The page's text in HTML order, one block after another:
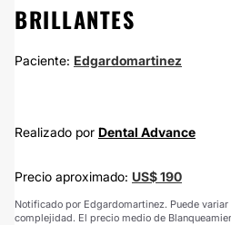
BRILLANTES
Paciente: Edgardomartinez
Realizado por Dental Advance
Precio aproximado: US$ 190
Notificado por Edgardomartinez. Puede
complejidad. El precio medio de